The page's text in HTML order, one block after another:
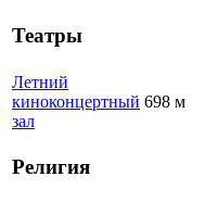
Театры
Летний
киноконцертный
зал
698 м
Религия